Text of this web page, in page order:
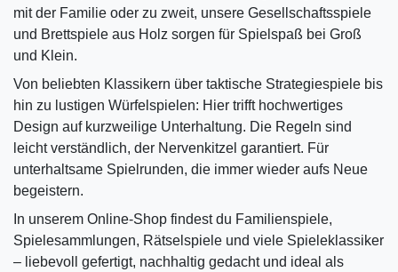
mit der Familie oder zu zweit, unsere Gesellschaftsspiele
und Brettspiele aus Holz sorgen für Spielspaß bei Groß
und Klein.
Von beliebten Klassikern über taktische Strategiespiele bis
hin zu lustigen Würfelspielen: Hier trifft hochwertiges
Design auf kurzweilige Unterhaltung. Die Regeln sind
leicht verständlich, der Nervenkitzel garantiert. Für
unterhaltsame Spielrunden, die immer wieder aufs Neue
begeistern.
In unserem Online-Shop findest du Familienspiele,
Spielesammlungen, Rätselspiele und viele Spieleklassiker
– liebevoll gefertigt, nachhaltig gedacht und ideal als